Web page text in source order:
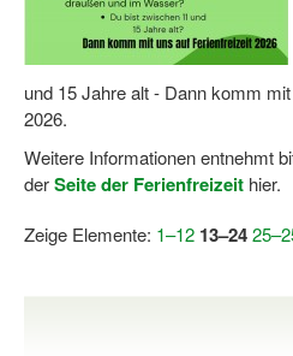
und 15 Jahre alt - Dann komm
2026.
Weitere Informationen entnehmt
derSeite der Ferienfreizeit hier.
Zeige Elemente: 1–12 13–24